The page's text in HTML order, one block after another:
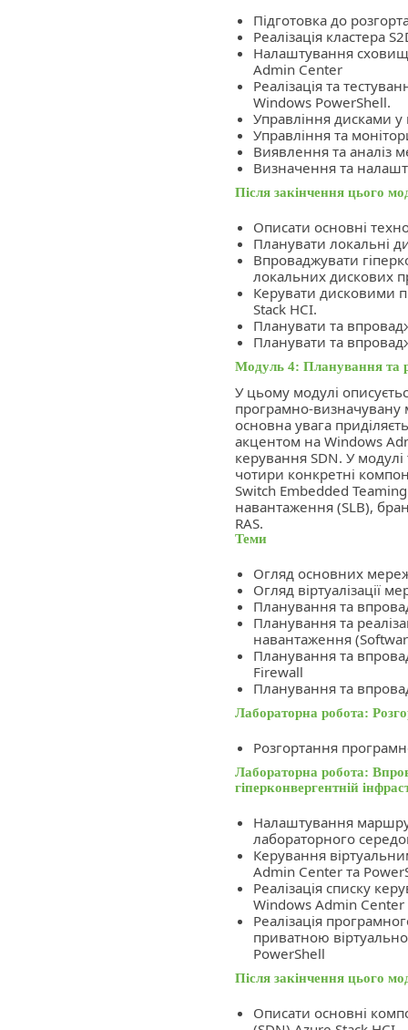
Підготовка до
Реалізація кластера
Налаштування
Admin Center
Реалізація та
Windows PowerShell.
Управління дисками у
Управління та
Виявлення та аналіз
Визначення та
Після закінчення цього
Описати основні
Планувати локальні
Впроваджувати
локальних дискових
Керувати дисковими
Stack HCI.
Планувати та
Планувати та
Модуль 4: Планування та
У цьому модулі
програмно-визначувану
основна увага
акцентом на Windows
керування SDN. У
чотири конкретні
Switch Embedded
навантаження (SLB),
RAS.
Теми
Огляд основних
Огляд віртуалізації
Планування та
Планування та
навантаження
Планування та
Firewall
Планування та
Лабораторна робота:
Розгортання
Лабораторна робота:
гіперконвергентній
Налаштування
лабораторного
Керування
Admin Center та
Реалізація списку
Windows Admin Center
Реалізація
приватною
PowerShell
Після закінчення цього
Описати основні